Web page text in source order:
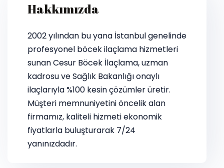
Hakkımızda
2002 yılından bu yana İstanbul genelinde
profesyonel böcek ilaçlama hizmetleri
sunan Cesur Böcek İlaçlama, uzman
kadrosu ve Sağlık Bakanlığı onaylı
ilaçlarıyla %100 kesin çözümler üretir.
Müşteri memnuniyetini öncelik alan
firmamız, kaliteli hizmeti ekonomik
fiyatlarla buluşturarak 7/24
yanınızdadır.